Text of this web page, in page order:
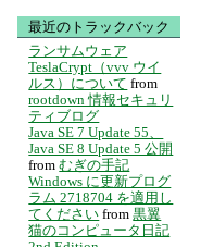
最近のトラックバック
ランサムウェア
TeslaCrypt（vvv ウイ
ルス）について from
rootdown 情報セキュリ
ティブログ
Java SE 7 Update 55、
Java SE 8 Update 5 公開
from むぎの手記
Windows に更新プログ
ラム 2718704 を適用し
てください from 黒翼
猫のコンピュータ日記